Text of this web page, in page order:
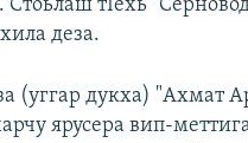
Стоьлаш тIехь
деза.
(уггар дукха) "Ахмат
ярусера вип-